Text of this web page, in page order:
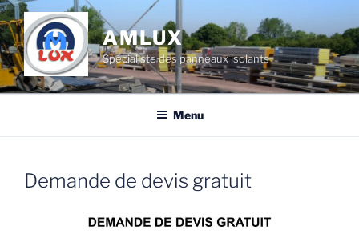
Aller
au
contenu
principal
AMLUX
Spécialiste des panneaux isolants
Menu
Demande de devis gratuit